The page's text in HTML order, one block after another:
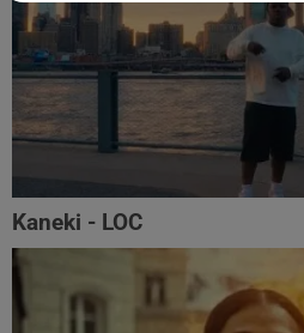
Kaneki - LOC